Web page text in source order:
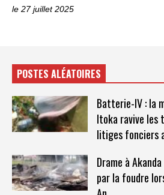
le 27 juillet 2025
POSTES ALÉATOIRES
Batterie-IV : la
Itoka ravive les
litiges fonciers
Drame à
par la foudre